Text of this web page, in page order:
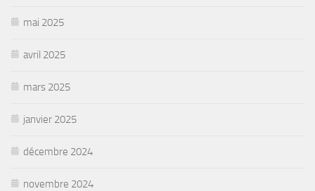
mai 2025
avril 2025
mars 2025
janvier 2025
décembre 2024
novembre 2024